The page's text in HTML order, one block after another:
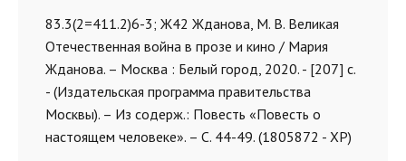
83.3(2=411.2)6-3; Ж42 Жданова, М. В. Великая
Отечественная война в прозе и кино / Мария
Жданова. – Москва : Белый город, 2020. - [207] с.
- (Издательская программа правительства
Москвы). – Из содерж.: Повесть «Повесть о
настоящем человеке». – С. 44-49. (1805872 - ХР)